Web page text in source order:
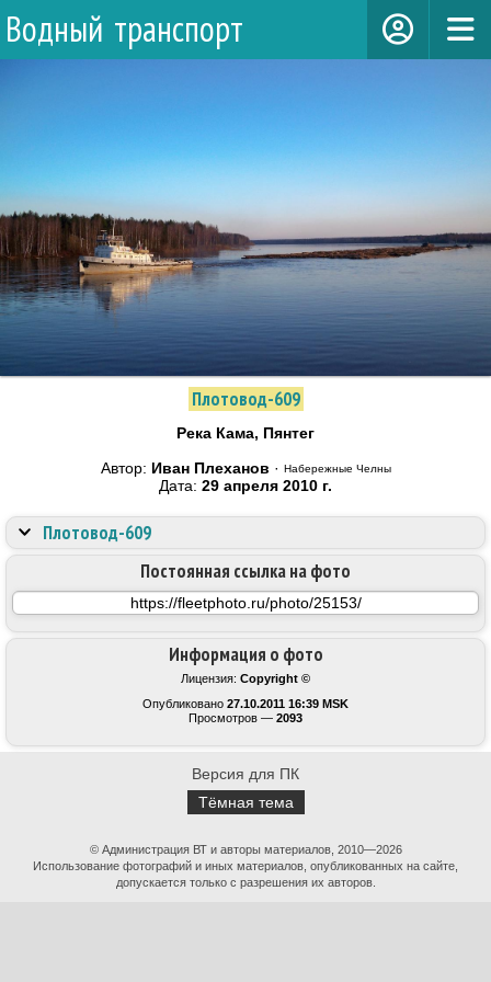
Водный транспорт
Плотовод-609
Река Кама, Пянтег
Автор: Иван Плеханов · Набережные Челны
Дата: 29 апреля 2010 г.
Информация о фото
Лицензия: Copyright ©
Опубликовано 27.10.2011 16:39 MSK
Просмотров — 2093
Постоянная ссылка на фото
Плотовод-609
Версия для ПК
Тёмная тема
© Администрация ВТ и авторы материалов, 2010—2026
Использование фотографий и иных материалов, опубликованных на сайте,
допускается только с разрешения их авторов.